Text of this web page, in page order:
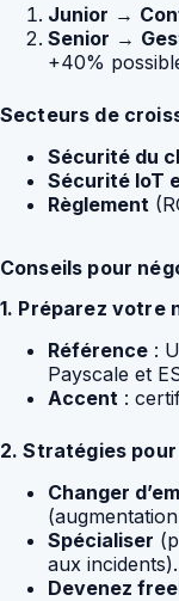
Junior →
Senior →
+40%
Secteurs de
Sécurité du
Sécurité IoT
Règlement
Conseils pour
1. Préparez votre
Référence :
Payscale et
Accent :
2. Stratégies
Changer
Spécialiser
aux incidents).
Devenez